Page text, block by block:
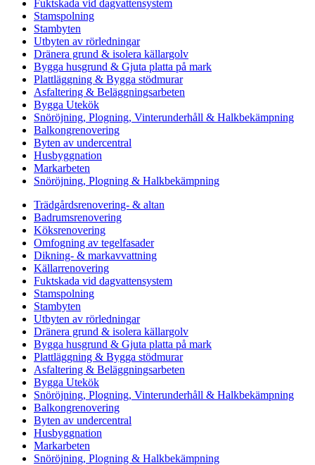
Fuktskada vid dagvattensystem
Stamspolning
Stambyten
Utbyten av rörledningar
Dränera grund & isolera källargolv
Bygga husgrund & Gjuta platta på mark
Plattläggning & Bygga stödmurar
Asfaltering & Beläggningsarbeten
Bygga Utekök
Snöröjning, Plogning, Vinterunderhåll & Halkbekämpning
Balkongrenovering
Byten av undercentral
Husbyggnation
Markarbeten
Snöröjning, Plogning & Halkbekämpning
Trädgårdsrenovering- & altan
Badrumsrenovering
Köksrenovering
Omfogning av tegelfasader
Dikning- & markavvattning
Källarrenovering
Fuktskada vid dagvattensystem
Stamspolning
Stambyten
Utbyten av rörledningar
Dränera grund & isolera källargolv
Bygga husgrund & Gjuta platta på mark
Plattläggning & Bygga stödmurar
Asfaltering & Beläggningsarbeten
Bygga Utekök
Snöröjning, Plogning, Vinterunderhåll & Halkbekämpning
Balkongrenovering
Byten av undercentral
Husbyggnation
Markarbeten
Snöröjning, Plogning & Halkbekämpning